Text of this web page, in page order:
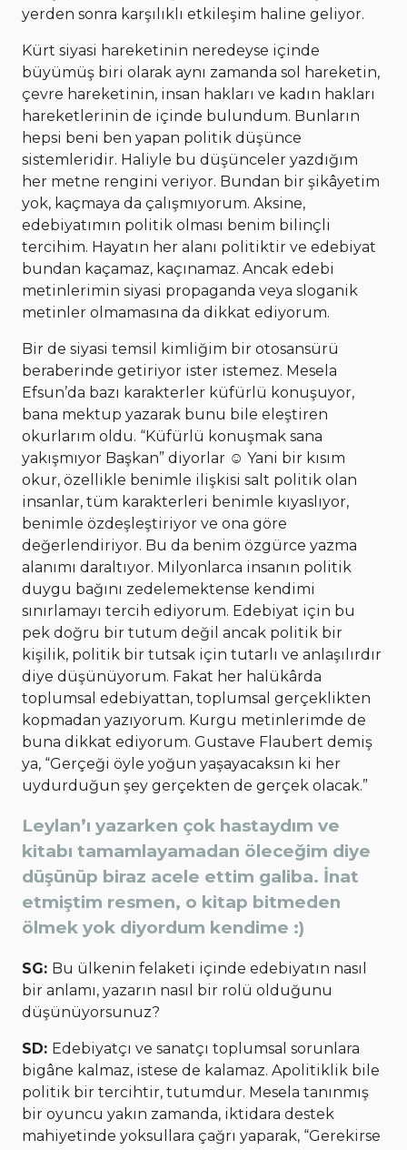
yerden sonra karşılıklı etkileşim haline geliyor.
Kürt siyasi hareketinin neredeyse içinde
büyümüş biri olarak aynı zamanda sol hareketin,
çevre hareketinin, insan hakları ve kadın hakları
hareketlerinin de içinde bulundum. Bunların
hepsi beni ben yapan politik düşünce
sistemleridir. Haliyle bu düşünceler yazdığım
her metne rengini veriyor. Bundan bir şikâyetim
yok, kaçmaya da çalışmıyorum. Aksine,
edebiyatımın politik olması benim bilinçli
tercihim. Hayatın her alanı politiktir ve edebiyat
bundan kaçamaz, kaçınamaz. Ancak edebi
metinlerimin siyasi propaganda veya sloganik
metinler olmamasına da dikkat ediyorum.
Bir de siyasi temsil kimliğim bir otosansürü
beraberinde getiriyor ister istemez. Mesela
Efsun’da bazı karakterler küfürlü konuşuyor,
bana mektup yazarak bunu bile eleştiren
okurlarım oldu. “Küfürlü konuşmak sana
yakışmıyor Başkan” diyorlar ☺ Yani bir kısım
okur, özellikle benimle ilişkisi salt politik olan
insanlar, tüm karakterleri benimle kıyaslıyor,
benimle özdeşleştiriyor ve ona göre
değerlendiriyor. Bu da benim özgürce yazma
alanımı daraltıyor. Milyonlarca insanın politik
duygu bağını zedelemektense kendimi
sınırlamayı tercih ediyorum. Edebiyat için bu
pek doğru bir tutum değil ancak politik bir
kişilik, politik bir tutsak için tutarlı ve anlaşılırdır
diye düşünüyorum. Fakat her halükârda
toplumsal edebiyattan, toplumsal gerçeklikten
kopmadan yazıyorum. Kurgu metinlerimde de
buna dikkat ediyorum. Gustave Flaubert demiş
ya, “Gerçeği öyle yoğun yaşayacaksın ki her
uydurduğun şey gerçekten de gerçek olacak.”
Leylan’ı yazarken çok hastaydım ve
kitabı tamamlayamadan öleceğim diye
düşünüp biraz acele ettim galiba. İnat
etmiştim resmen, o kitap bitmeden
ölmek yok diyordum kendime :)
SG: Bu ülkenin felaketi içinde edebiyatın nasıl
bir anlamı, yazarın nasıl bir rolü olduğunu
düşünüyorsunuz?
SD: Edebiyatçı ve sanatçı toplumsal sorunlara
bigâne kalmaz, istese de kalamaz. Apolitiklik bile
politik bir tercihtir, tutumdur. Mesela tanınmış
bir oyuncu yakın zamanda, iktidara destek
mahiyetinde yoksullara çağrı yaparak, “Gerekirse